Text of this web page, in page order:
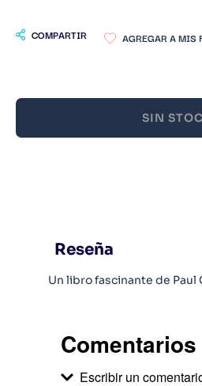
COMPARTIR
SIN
Reseña
Un libro fascinante de Paul
Comentarios
Escribir un